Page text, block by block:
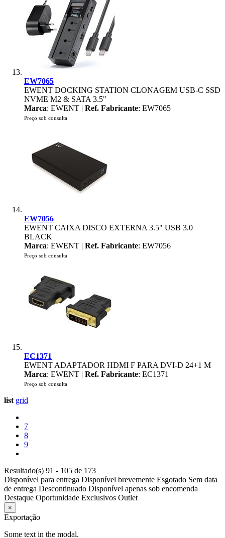
EW7065
EWENT DOCKING STATION CLONAGEM USB-C SSD
NVME M2 & SATA 3.5"
Marca: EWENT | Ref. Fabricante: EW7065
Preço sob consulta
EW7056
EWENT CAIXA DISCO EXTERNA 3.5" USB 3.0
BLACK
Marca: EWENT | Ref. Fabricante: EW7056
Preço sob consulta
EC1371
EWENT ADAPTADOR HDMI F PARA DVI-D 24+1 M
Marca: EWENT | Ref. Fabricante: EC1371
Preço sob consulta
list grid
7
8
9
Resultado(s) 91 - 105 de 173
Disponível para entrega Disponível brevemente Esgotado Sem data
de entrega Descontinuado Disponível apenas sob encomenda
Destaque Oportunidade Exclusivos Outlet
×
Exportação
Some text in the modal.